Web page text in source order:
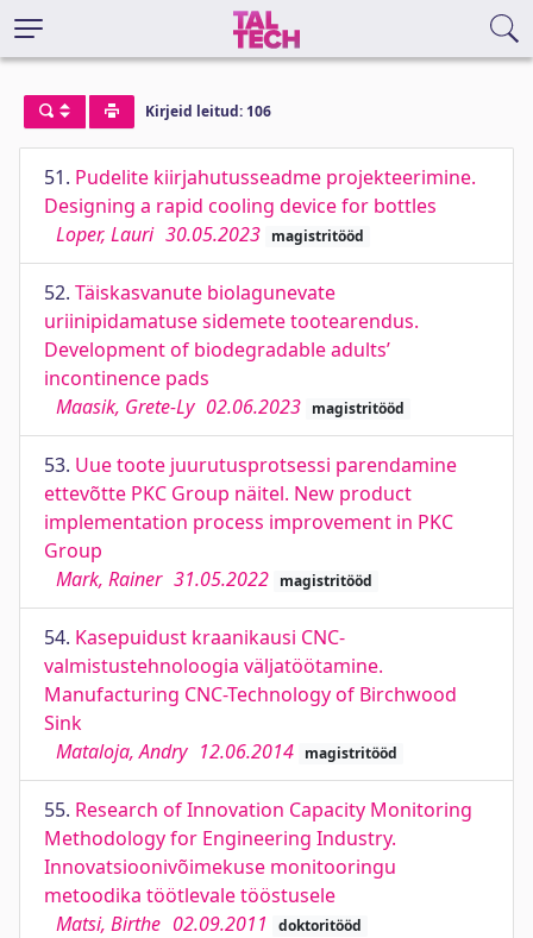
Kirjeid leitud: 106
51. Pudelite kiirjahutusseadme projekteerimine.
Designing a rapid cooling device for bottles
Loper, Lauri 30.05.2023 magistritööd
52. Täiskasvanute biolagunevate
uriinipidamatuse sidemete tootearendus.
Development of biodegradable adults’
incontinence pads
Maasik, Grete-Ly 02.06.2023 magistritööd
53. Uue toote juurutusprotsessi parendamine
ettevõtte PKC Group näitel. New product
implementation process improvement in PKC
Group
Mark, Rainer 31.05.2022 magistritööd
54. Kasepuidust kraanikausi CNC-
valmistustehnoloogia väljatöötamine.
Manufacturing CNC-Technology of Birchwood
Sink
Mataloja, Andry 12.06.2014 magistritööd
55. Research of Innovation Capacity Monitoring
Methodology for Engineering Industry.
Innovatsioonivõimekuse monitooringu
metoodika töötlevale tööstusele
Matsi, Birthe 02.09.2011 doktoritööd